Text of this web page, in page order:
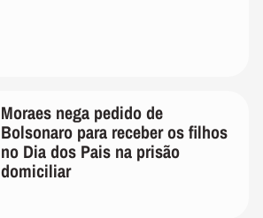
Moraes nega pedido de
Bolsonaro para receber os filhos
no Dia dos Pais na prisão
domiciliar